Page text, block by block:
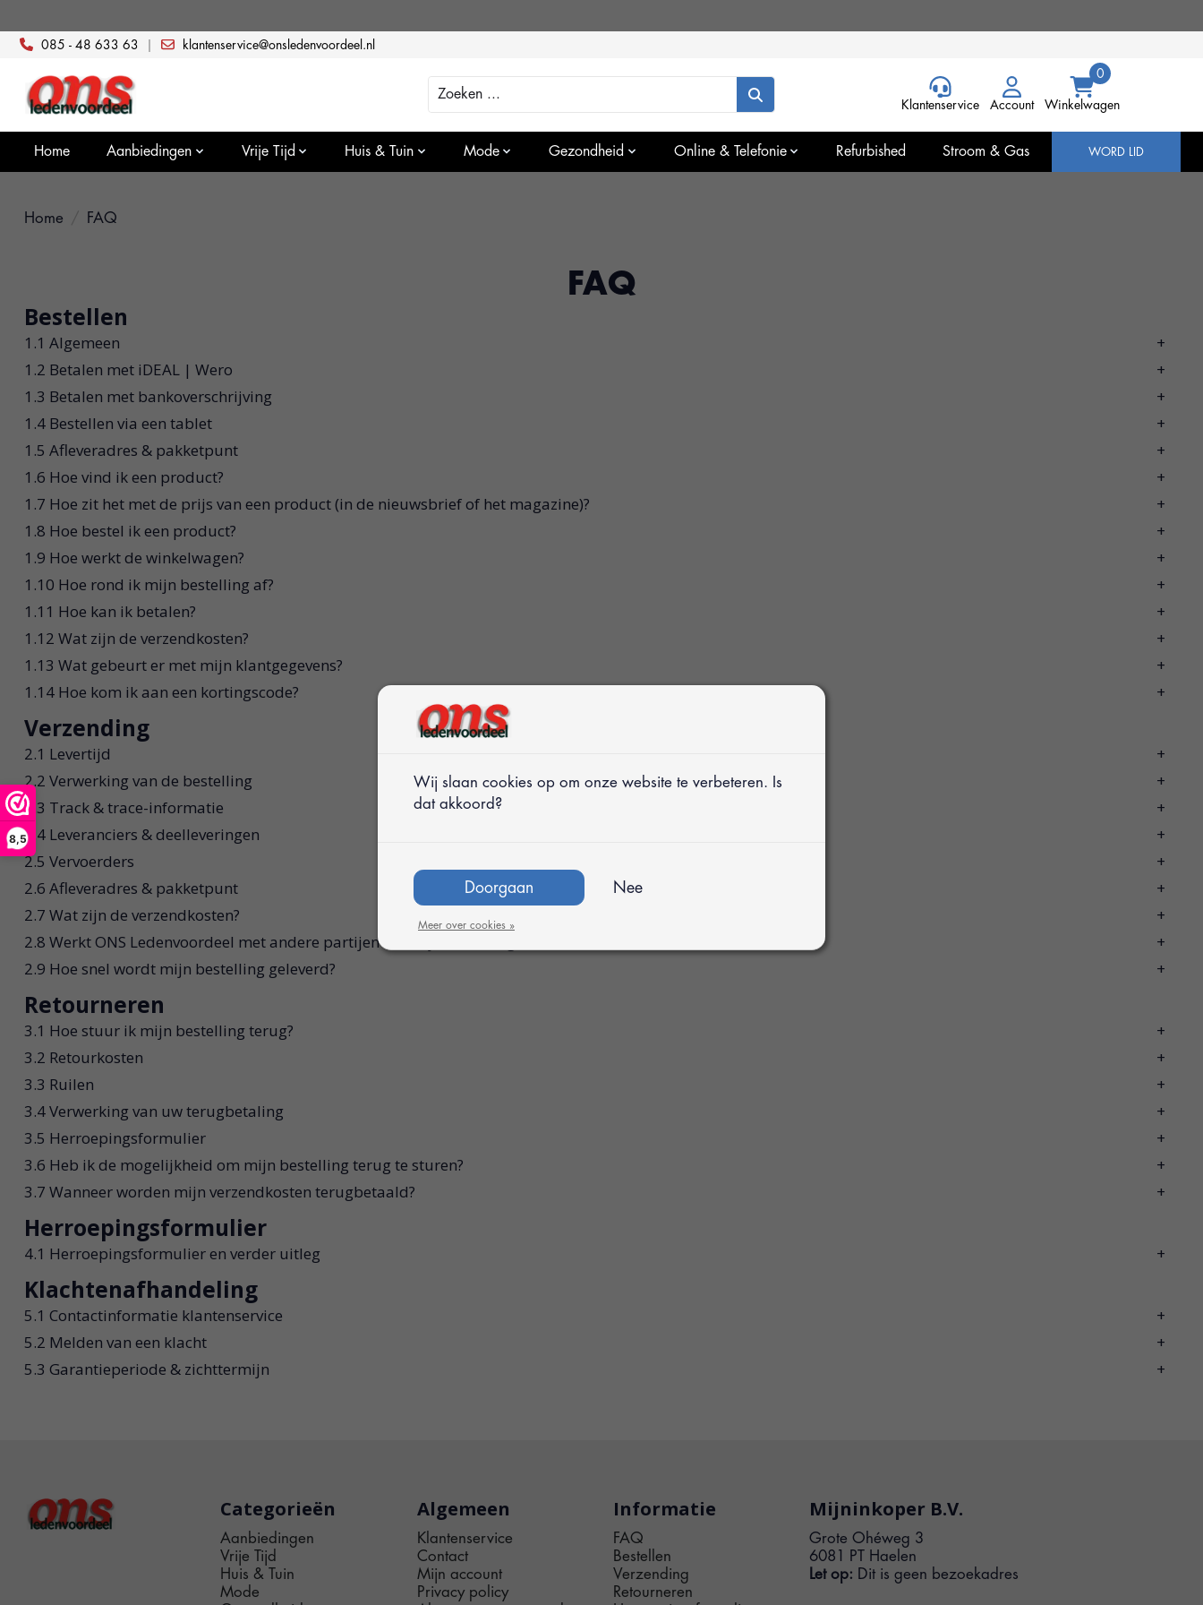
8,5
085 - 48 633 63 klantenservice@onsledenvoordeel.nl
Zoeken
Klantenservice Account Winkelwagen
Home Aanbiedingen Vrije Tijd Huis & Tuin Mode Gezondheid Online & Telefonie Refurbished Stroom & Gas WORD LID
Home FAQ
FAQ
Bestellen
1.1 Algemeen
+
1.2 Betalen met iDEAL | Wero
+
1.3 Betalen met bankoverschrijving
+
1.4 Bestellen via een tablet
+
1.5 Afleveradres & pakketpunt
+
1.6 Hoe vind ik een product?
+
1.7 Hoe zit het met de prijs van een product (in de nieuwsbrief of het magazine)?
+
1.8 Hoe bestel ik een product?
+
1.9 Hoe werkt de winkelwagen?
+
1.10 Hoe rond ik mijn bestelling af?
+
1.11 Hoe kan ik betalen?
+
1.12 Wat zijn de verzendkosten?
+
1.13 Wat gebeurt er met mijn klantgegevens?
+
1.14 Hoe kom ik aan een kortingscode?
+
Verzending
2.1 Levertijd
+
2.2 Verwerking van de bestelling
+
2.3 Track & trace-informatie
+
2.4 Leveranciers & deelleveringen
+
2.5 Vervoerders
+
2.6 Afleveradres & pakketpunt
+
2.7 Wat zijn de verzendkosten?
+
2.8 Werkt ONS Ledenvoordeel met andere partijen om mijn bestelling te verwerken?
+
2.9 Hoe snel wordt mijn bestelling geleverd?
+
Retourneren
3.1 Hoe stuur ik mijn bestelling terug?
+
3.2 Retourkosten
+
3.3 Ruilen
+
3.4 Verwerking van uw terugbetaling
+
3.5 Herroepingsformulier
+
3.6 Heb ik de mogelijkheid om mijn bestelling terug te sturen?
+
3.7 Wanneer worden mijn verzendkosten terugbetaald?
+
Herroepingsformulier
4.1 Herroepingsformulier en verder uitleg +
Klachtenafhandeling
5.1 Contactinformatie klantenservice
+
5.2 Melden van een klacht
+
5.3 Garantieperiode & zichttermijn
+
Categorieën
Aanbiedingen
Vrije Tijd
Huis & Tuin
Mode
Algemeen
Klantenservice
Contact
Mijn account
Privacy policy
Informatie
FAQ
Bestellen
Verzending
Retourneren
Mijninkoper B.V.
Grote Ohéweg 3
6081 PT Haelen
Let op: Dit is geen bezoekadres
Wij slaan cookies op om onze website te verbeteren. Is
dat akkoord?
Doorgaan Nee
Meer over cookies »